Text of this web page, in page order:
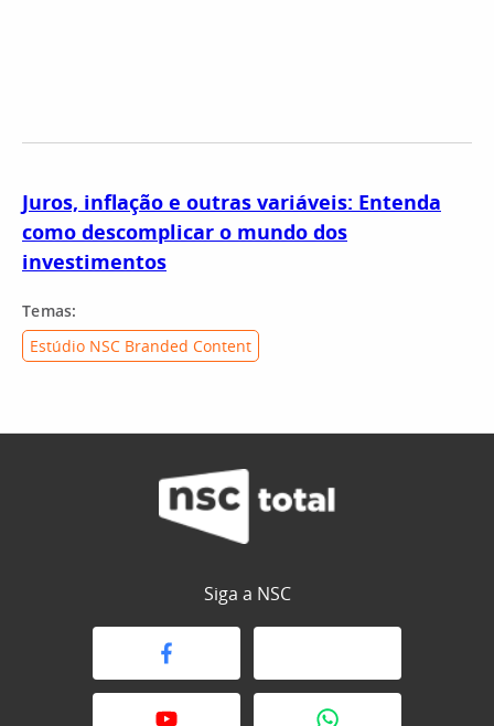
Juros, inflação e outras variáveis: Entenda
como descomplicar o mundo dos
investimentos
Temas:
Estúdio NSC Branded Content
Siga a NSC